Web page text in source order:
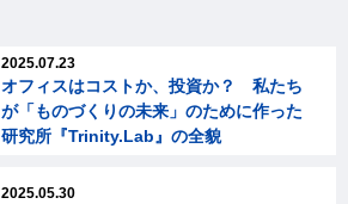
2025.07.23
オフィスはコストか、投資か？ 私たち
が「ものづくりの未来」のために作った
研究所『Trinity.Lab』の全貌
2025.05.30